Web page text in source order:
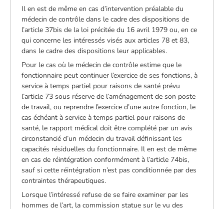
Il en est de même en cas d’intervention préalable du
médecin de contrôle dans le cadre des dispositions de
l’article 37bis de la loi précitée du 16 avril 1979 ou, en ce
qui concerne les intéressés visés aux articles 78 et 83,
dans le cadre des dispositions leur applicables.
Pour le cas où le médecin de contrôle estime que le
fonctionnaire peut continuer l’exercice de ses fonctions, à
service à temps partiel pour raisons de santé prévu
l’article 73 sous réserve de l’aménagement de son poste
de travail, ou reprendre l’exercice d’une autre fonction, le
cas échéant à service à temps partiel pour raisons de
santé, le rapport médical doit être complété par un avis
circonstancié d’un médecin du travail définissant les
capacités résiduelles du fonctionnaire. Il en est de même
en cas de réintégration conformément à l’article 74bis,
sauf si cette réintégration n’est pas conditionnée par des
contraintes thérapeutiques.
Lorsque l’intéressé refuse de se faire examiner par les
hommes de l’art, la commission statue sur le vu des